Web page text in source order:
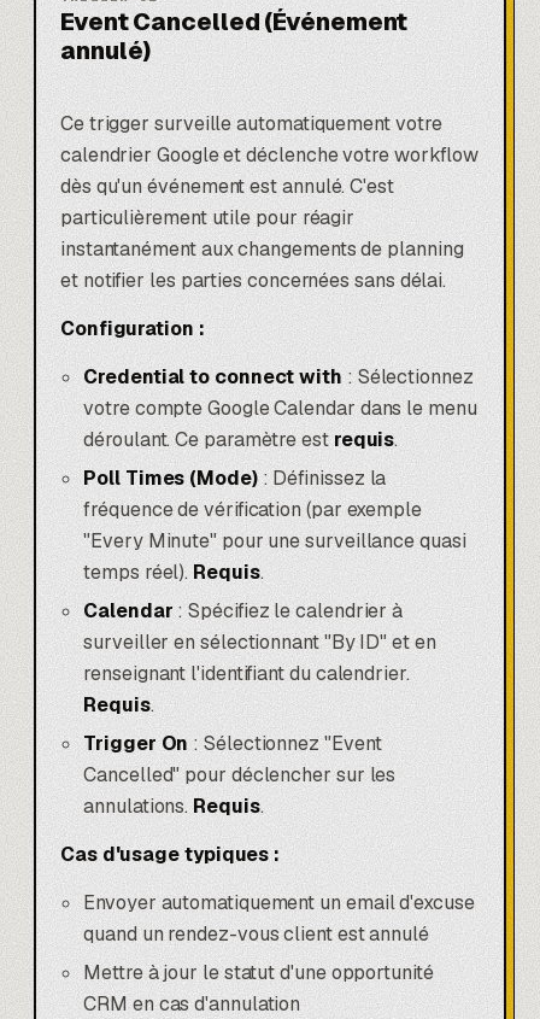
Event Cancelled (Événement
annulé)
Ce trigger surveille automatiquement votre
calendrier Google et déclenche votre workflow
dès qu'un événement est annulé. C'est
particulièrement utile pour réagir
instantanément aux changements de planning
et notifier les parties concernées sans délai.
Configuration :
Credential to connect with: Sélectionnez
votre compte Google Calendar dans le menu
déroulant. Ce paramètre estrequis.
Poll Times (Mode): Définissez la
fréquence de vérification (par exemple
"Every Minute" pour une surveillance quasi
temps réel). Requis.
Calendar: Spécifiez le calendrier à
surveiller en sélectionnant "By ID" et en
renseignant l'identifiant du calendrier.
Requis.
Trigger On : Sélectionnez "Event
Cancelled" pour déclencher sur les
annulations. Requis.
Cas d'usage typiques :
Envoyer automatiquement un email d'excuse
quand un rendez-vous client est annulé
Mettre à jour le statut d'une opportunité
CRM en cas d'annulation